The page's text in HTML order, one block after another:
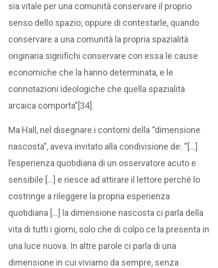
sia vitale per una comunità conservare il proprio
senso dello spazio; oppure di contestarle, quando
conservare a una comunità la propria spazialità
originaria significhi conservare con essa le cause
economiche che la hanno determinata, e le
connotazioni ideologiche che quella spazialità
arcaica comporta”[34].
Ma Hall, nel disegnare i contorni della “dimensione
nascosta”, aveva invitato alla condivisione de: “[…]
l’esperienza quotidiana di un osservatore acuto e
sensibile […] e riesce ad attirare il lettore perché lo
costringe a rileggere la propria esperienza
quotidiana […] la dimensione nascosta ci parla della
vita di tutti i giorni, solo che di colpo ce la presenta in
una luce nuova. In altre parole ci parla di una
dimensione in cui viviamo da sempre, senza